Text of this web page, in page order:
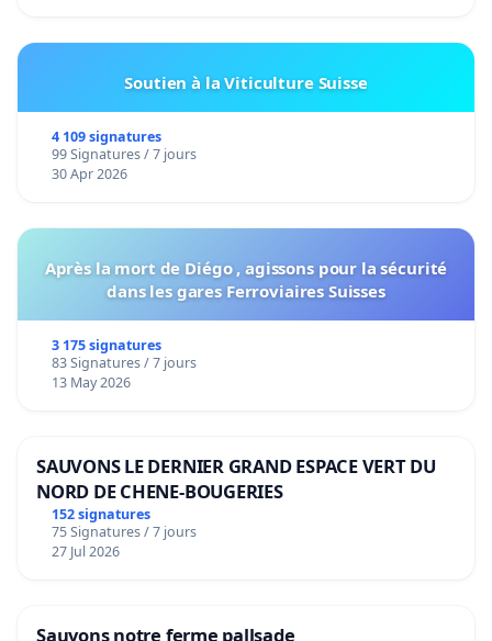
Soutien à la Viticulture Suisse
4 109 signatures
99 Signatures / 7 jours
30 Apr 2026
Après la mort de Diégo , agissons pour la sécurité
dans les gares Ferroviaires Suisses
3 175 signatures
83 Signatures / 7 jours
13 May 2026
SAUVONS LE DERNIER GRAND ESPACE VERT DU
NORD DE CHENE-BOUGERIES
152 signatures
75 Signatures / 7 jours
27 Jul 2026
Sauvons notre ferme pallsade